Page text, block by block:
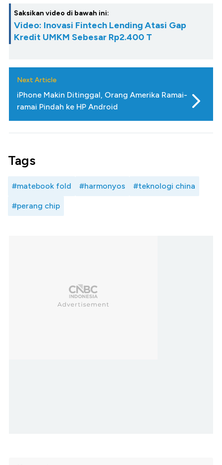
Saksikan video di bawah ini:
Video: Inovasi Fintech Lending Atasi Gap
Kredit UMKM Sebesar Rp2.400 T
Next Article
iPhone Makin Ditinggal, Orang Amerika Ramai-
ramai Pindah ke HP Android
Tags
#matebook fold #harmonyos #teknologi china
#perang chip